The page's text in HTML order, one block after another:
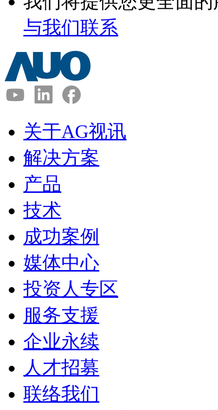
与我们联系
关于AG视讯
解决方案
产品
技术
成功案例
媒体中心
投资人专区
服务支援
企业永续
人才招募
联络我们